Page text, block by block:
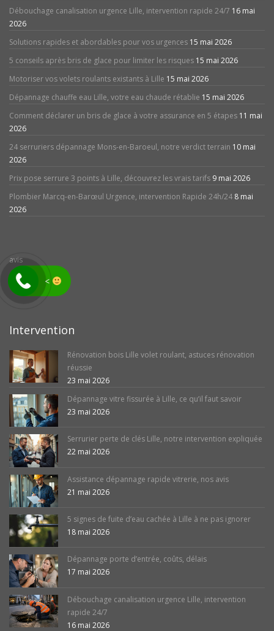
Débouchage canalisation urgence Lille, intervention rapide 24/7 16 mai
2026
Solutions rapides et abordables pour vos urgences 15 mai 2026
5 conseils après bris de glace pour limiter les risques 15 mai 2026
Motoriser vos volets roulants existants à Lille 15 mai 2026
Dépannage chauffe eau Lille, votre eau chaude rétablie 15 mai 2026
Comment déclarer un bris de glace à votre assurance en 5 étapes 11 mai
2026
24 serruriers dépannage Mons-en-Baroeul, notre verdict terrain 10 mai
2026
Prix pose serrure 3 points à Lille, découvrez les vrais tarifs 9 mai 2026
Plombier Marcq-en-Barœul Urgence, intervention Rapide 24h/24 8 mai
2026
avis
Intervention
Rénovation bois Lille volet roulant, astuces rénovation
réussie
23 mai 2026
Dépannage vitre fissurée à Lille, ce qu’il faut savoir
23 mai 2026
Serrurier perte de clés Lille, notre intervention expliquée
22 mai 2026
Assistance dépannage rapide vitrerie, nos avis
21 mai 2026
5 signes de fuite d’eau cachée à Lille à ne pas ignorer
18 mai 2026
Dépannage porte d’entrée, coûts, délais
17 mai 2026
Débouchage canalisation urgence Lille, intervention
rapide 24/7
16 mai 2026
<